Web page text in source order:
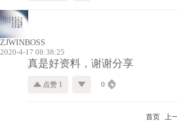
ZJWINBOSS
2020-4-17 08:38:25
真是好资料，谢谢分享
点赞 1 0
首页 上